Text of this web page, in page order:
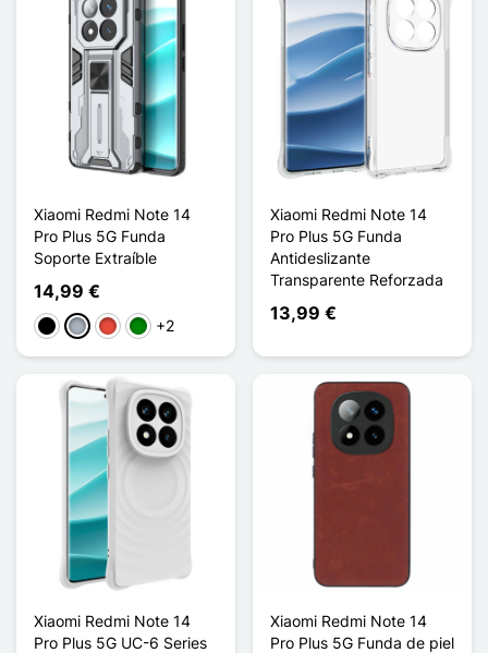
Xiaomi Redmi Note 14
Pro Plus 5G Funda
Soporte Extraíble
14,99 €
Negro
Gris RojoVerde
+2
Xiaomi Redmi Note 14
Pro Plus 5G Funda
Antideslizante
Transparente Reforzada
13,99 €
Xiaomi Redmi Note 14
Pro Plus 5G UC-6 Series
Xiaomi Redmi Note 14
Pro Plus 5G Funda de piel